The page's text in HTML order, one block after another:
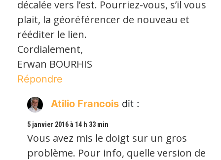
décalée vers l’est. Pourriez-vous, s’il vous
plait, la géoréférencer de nouveau et
rééditer le lien.
Cordialement,
Erwan BOURHIS
Répondre
Atilio Francois dit :
5 janvier 2016 à 14 h 33 min
Vous avez mis le doigt sur un gros
problème. Pour info, quelle version de